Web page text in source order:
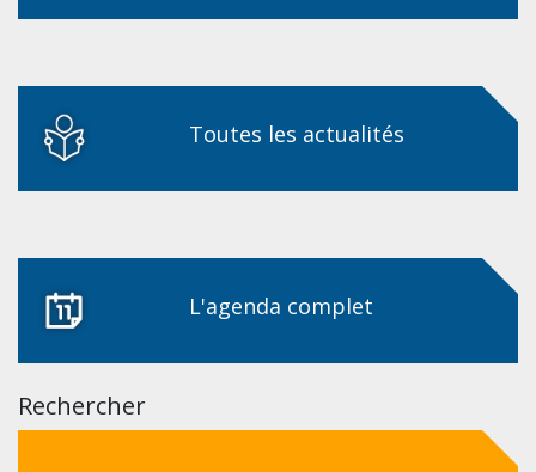
Toutes les actualités
L'agenda complet
Rechercher